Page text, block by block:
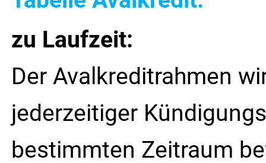
zu Laufzeit:
Der Avalkreditrahmen
jederzeitiger
bestimmten Zeitraum